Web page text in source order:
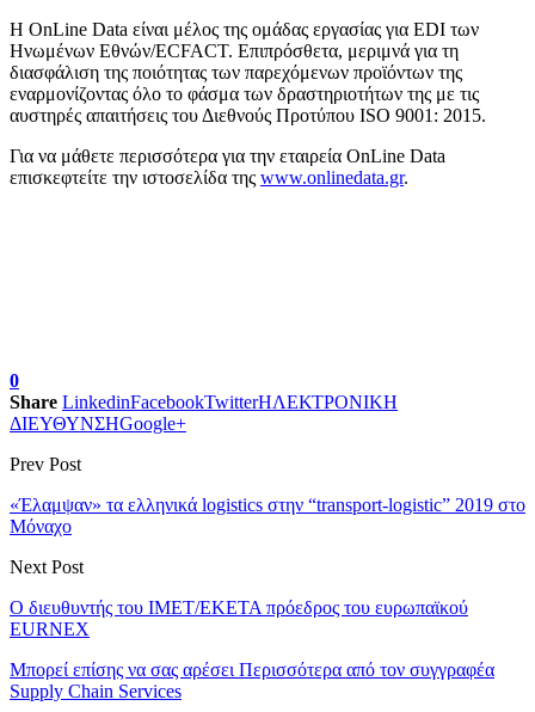
Η OnLine Data είναι μέλος της ομάδας εργασίας για EDI των
Ηνωμένων Εθνών/ECFACT. Επιπρόσθετα, μεριμνά για τη
διασφάλιση της ποιότητας των παρεχόμενων προϊόντων της
εναρμονίζοντας όλο το φάσμα των δραστηριοτήτων της με τις
αυστηρές απαιτήσεις του Διεθνούς Προτύπου ISO 9001: 2015.
Για να μάθετε περισσότερα για την εταιρεία OnLine Data
επισκεφτείτε την ιστοσελίδα της www.onlinedata.gr.
0
Share LinkedinFacebookTwitterΗΛΕΚΤΡΟΝΙΚΗ
ΔΙΕΥΘΥΝΣΗGoogle+
Prev Post
«Έλαμψαν» τα ελληνικά logistics στην “transport-logistic” 2019 στο
Μόναχο
Next Post
Ο διευθυντής του ΙΜΕΤ/ΕΚΕΤΑ πρόεδρος του ευρωπαϊκού
EURNEX
Μπορεί επίσης να σας αρέσει Περισσότερα από τον συγγραφέα
Supply Chain Services